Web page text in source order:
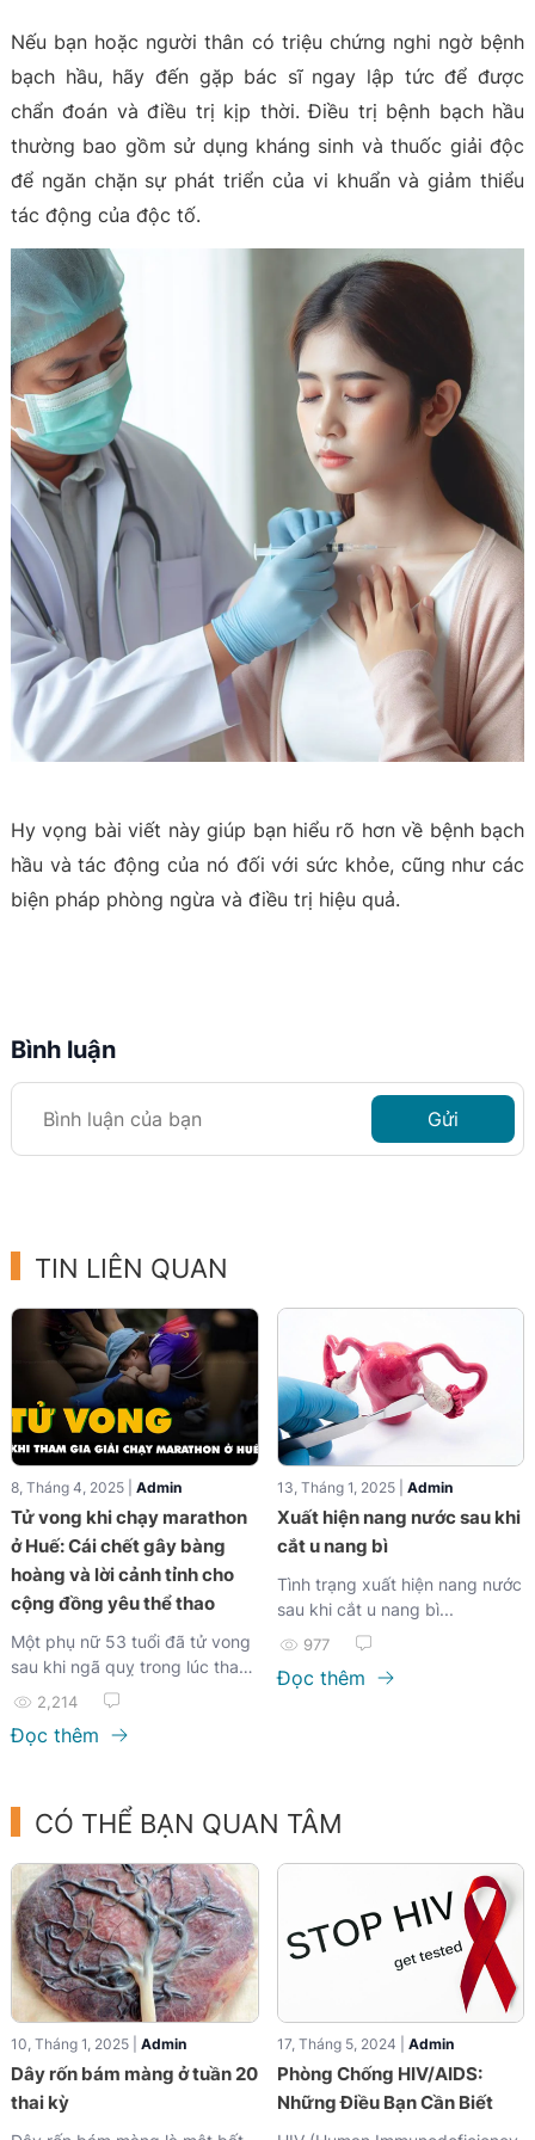
Nếu bạn hoặc người thân có triệu chứng nghi ngờ bệnh
bạch hầu, hãy đến gặp bác sĩ ngay lập tức để được
chẩn đoán và điều trị kịp thời. Điều trị bệnh bạch hầu
thường bao gồm sử dụng kháng sinh và thuốc giải độc
để ngăn chặn sự phát triển của vi khuẩn và giảm thiểu
tác động của độc tố.
Hy vọng bài viết này giúp bạn hiểu rõ hơn về bệnh bạch
hầu và tác động của nó đối với sức khỏe, cũng như các
biện pháp phòng ngừa và điều trị hiệu quả.
Bình luận
Gửi
TIN LIÊN QUAN
8, Tháng 4, 2025 | Admin
Tử vong khi chạy marathon
ở Huế: Cái chết gây bàng
hoàng và lời cảnh tỉnh cho
cộng đồng yêu thể thao
Một phụ nữ 53 tuổi đã tử vong
sau khi ngã quỵ trong lúc tham
gia giải chạy VnExpress
Marathon Huế 2025. Sự việc
đau lòng không chỉ để lại niềm
tầm quan trọng của việc kiểm
tra sức khỏe trước khi vận
động thể lực cường độ cao,
đặc biệt với người trung niên
và cao tuổi.
2,214
Đọc thêm
13, Tháng 1, 2025 | Admin
Xuất hiện nang nước sau khi
cắt u nang bì
Tình trạng xuất hiện nang nước
sau khi cắt u nang bì...
977
Đọc thêm
CÓ THỂ BẠN QUAN TÂM
10, Tháng 1, 2025 | Admin
Dây rốn bám màng ở tuần 20
thai kỳ
17, Tháng 5, 2024 | Admin
Phòng Chống HIV/AIDS:
Những Điều Bạn Cần Biết